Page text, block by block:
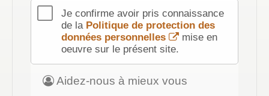
Je confirme avoir pris connaissance
de la Politique de protection des
données personnelles
mise en
oeuvre sur le présent site.
Aidez-nous à mieux vous